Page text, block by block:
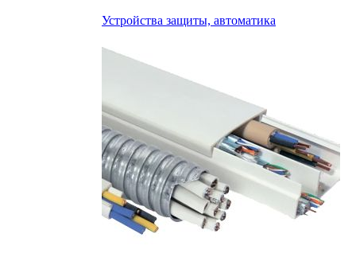
Устройства защиты, автоматика